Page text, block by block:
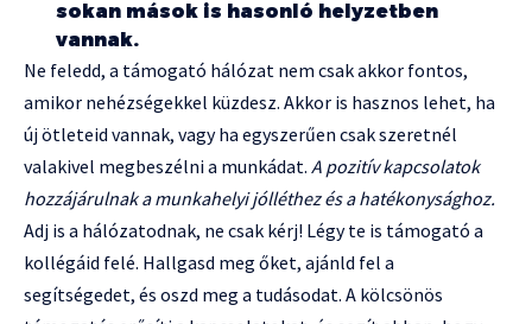
sokan mások is hasonló helyzetben
vannak.
Ne feledd, a támogató hálózat nem csak akkor fontos,
amikor nehézségekkel küzdesz. Akkor is hasznos lehet, ha
új ötleteid vannak, vagy ha egyszerűen csak szeretnél
valakivel megbeszélni a munkádat. A pozitív kapcsolatok
hozzájárulnak a munkahelyi jólléthez és a hatékonysághoz.
Adj is a hálózatodnak, ne csak kérj! Légy te is támogató a
kollégáid felé. Hallgasd meg őket, ajánld fel a
segítségedet, és oszd meg a tudásodat. A kölcsönös